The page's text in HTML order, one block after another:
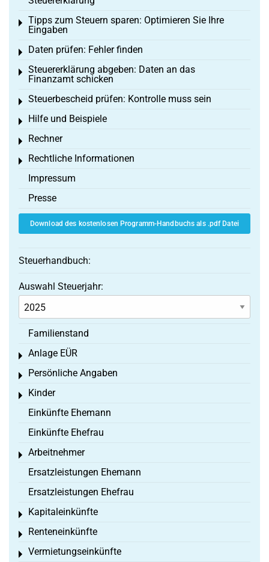
Tipps zum Steuern sparen: Optimieren Sie Ihre
Eingaben
Toggle menu
Daten prüfen: Fehler finden
Toggle menu
Steuererklärung abgeben: Daten an das
Finanzamt schicken
Toggle menu
Steuerbescheid prüfen: Kontrolle muss sein
Toggle menu
Hilfe und Beispiele
Toggle menu
Rechner
Toggle menu
Rechtliche Informationen
Toggle menu
Impressum
Presse
Download des kostenlosen Programm-Handbuchs als .pdf Datei
Steuerhandbuch:
Auswahl Steuerjahr:
Familienstand
Anlage EÜR
Toggle menu
Persönliche Angaben
Toggle menu
Kinder
Toggle menu
Einkünfte Ehemann
Einkünfte Ehefrau
Arbeitnehmer
Toggle menu
Ersatzleistungen Ehemann
Ersatzleistungen Ehefrau
Kapitaleinkünfte
Toggle menu
Renteneinkünfte
Toggle menu
Vermietungseinkünfte
Toggle menu